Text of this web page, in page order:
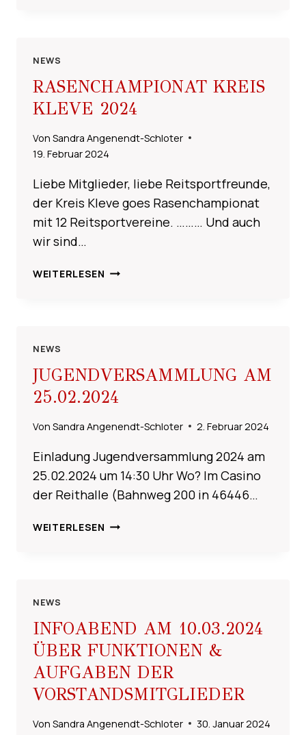
NEWS
RASENCHAMPIONAT KREIS
KLEVE 2024
Von Sandra Angenendt-Schloter
19. Februar 2024
Liebe Mitglieder, liebe Reitsportfreunde,
der Kreis Kleve goes Rasenchampionat
mit 12 Reitsportvereine. ……… Und auch
wir sind…
WEITERLESEN RASENCHAMPIONAT
NEWS
JUGENDVERSAMMLUNG AM
25.02.2024
Von Sandra Angenendt-Schloter 2. Februar 2024
Einladung Jugendversammlung 2024 am
25.02.2024 um 14:30 Uhr Wo? Im Casino
der Reithalle (Bahnweg 200 in 46446…
WEITERLESEN JUGENDVERSAMMLUNG
NEWS
INFOABEND AM 10.03.2024
ÜBER FUNKTIONEN &
AUFGABEN DER
VORSTANDSMITGLIEDER
Von Sandra Angenendt-Schloter 30. Januar 2024